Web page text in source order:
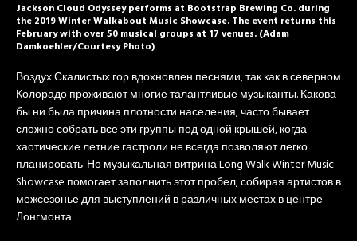
Jackson Cloud Odyssey performs at Bootstrap Brewing Co. during
the 2019 Winter Walkabout Music Showcase. The event returns this
February with over 50 musical groups at 17 venues. (Adam
Damkoehler/Courtesy Photo)
Воздух Скалистых гор вдохновлен песнями, так как в северном
Колорадо проживают многие талантливые музыканты. Какова
бы ни была причина плотности населения, часто бывает
сложно собрать все эти группы под одной крышей, когда
хаотические летние гастроли не всегда позволяют легко
планировать. Но музыкальная витрина Long Walk Winter Music
Showcase помогает заполнить этот пробел, собирая артистов в
межсезонье для выступлений в различных местах в центре
Лонгмонта.